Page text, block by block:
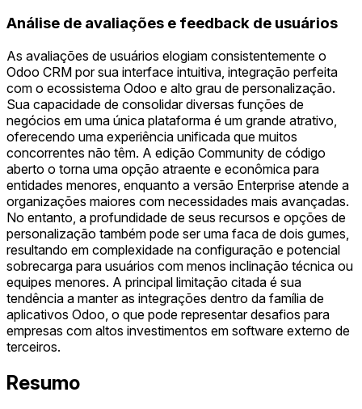
Análise de avaliações e feedback de usuários
As avaliações de usuários elogiam consistentemente o
Odoo CRM por sua interface intuitiva, integração perfeita
com o ecossistema Odoo e alto grau de personalização.
Sua capacidade de consolidar diversas funções de
negócios em uma única plataforma é um grande atrativo,
oferecendo uma experiência unificada que muitos
concorrentes não têm. A edição Community de código
aberto o torna uma opção atraente e econômica para
entidades menores, enquanto a versão Enterprise atende a
organizações maiores com necessidades mais avançadas.
No entanto, a profundidade de seus recursos e opções de
personalização também pode ser uma faca de dois gumes,
resultando em complexidade na configuração e potencial
sobrecarga para usuários com menos inclinação técnica ou
equipes menores. A principal limitação citada é sua
tendência a manter as integrações dentro da família de
aplicativos Odoo, o que pode representar desafios para
empresas com altos investimentos em software externo de
terceiros.
Resumo